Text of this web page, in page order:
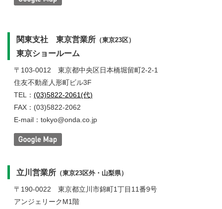
関東支社 東京営業所 （東京23区）
東京ショールーム
〒103-0012 東京都中央区日本橋堀留町2-2-1
住友不動産人形町ビル3F
TEL： (03)5822-2061(代)
FAX：(03)5822-2062
E-mail：tokyo@onda.co.jp
立川営業所 （東京23区外・山梨県）
〒190-0022 東京都立川市錦町1丁目11番9号
アンジェリークM1階